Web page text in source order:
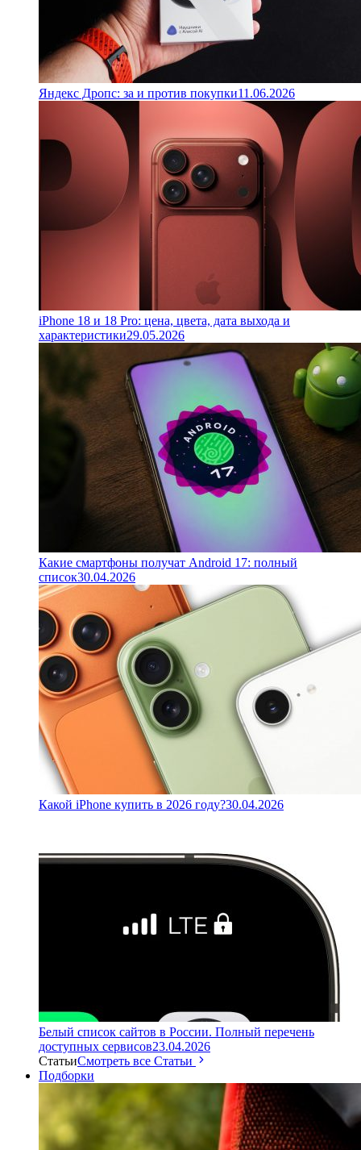
Яндекс Дропс: за и против покупки11.06.2026
iPhone 18 и 18 Pro: цена, цвета, дата выхода и
характеристики29.05.2026
Какие смартфоны получат Android 17: полный
список30.04.2026
Какой iPhone купить в 2026 году?30.04.2026
Белый список сайтов в России. Полный перечень
доступных сервисов23.04.2026
СтатьиСмотреть все Статьи
Подборки